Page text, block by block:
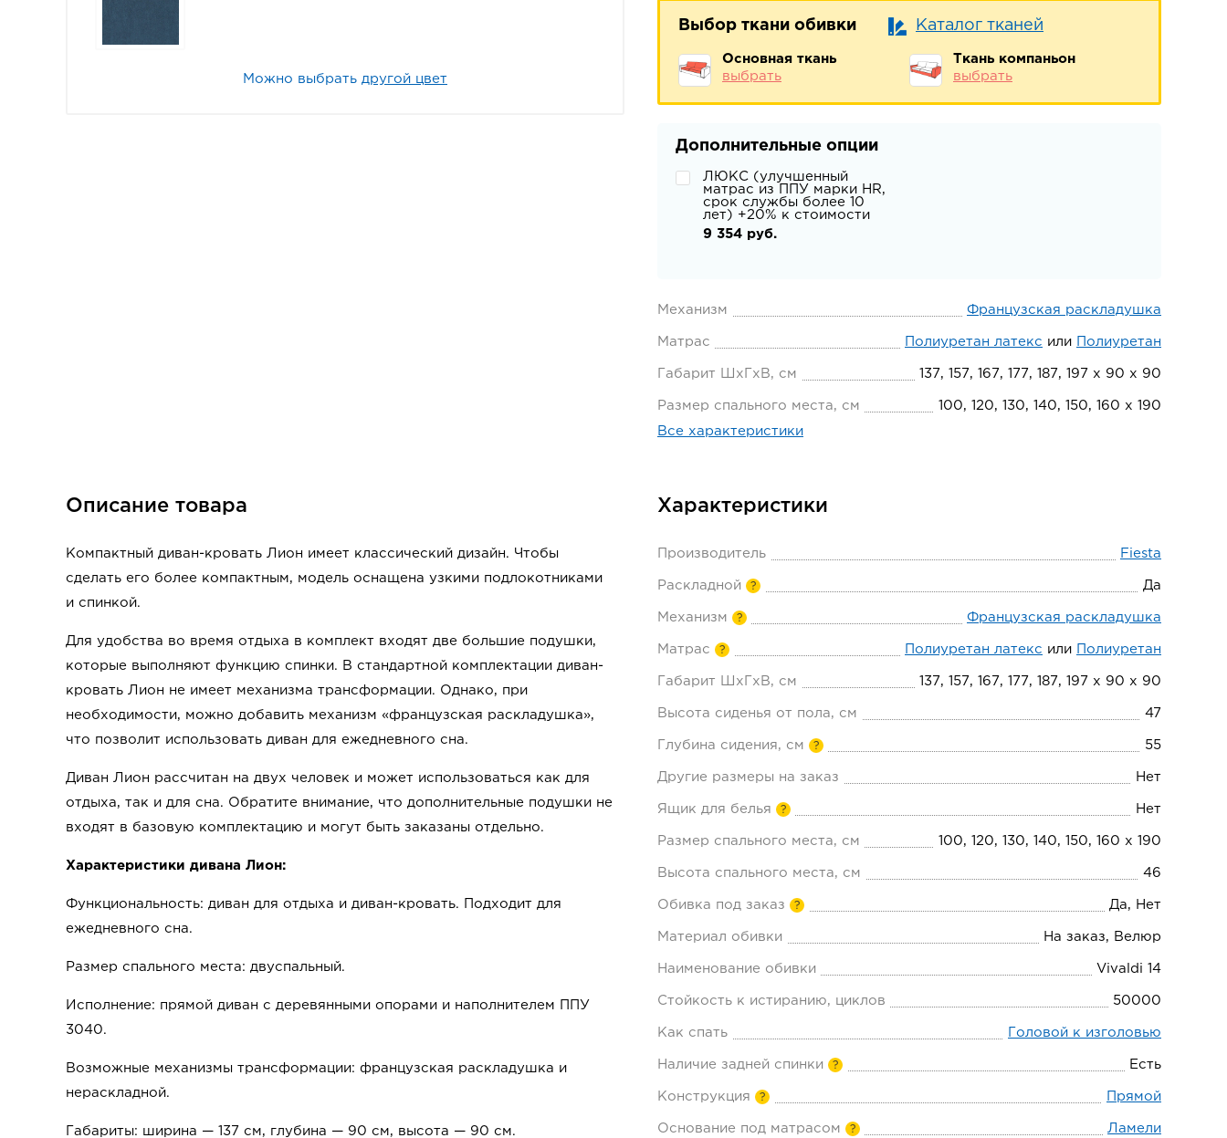
Можно выбрать другой цвет
Выбор ткани обивки Каталог тканей
Основная ткань
выбрать
Ткань компаньон
выбрать
Дополнительные опции
ЛЮКС (улучшенный
матрас из ППУ марки HR,
срок службы более 10
лет) +20% к стоимости
9 354 руб.
Механизм Французская раскладушка
Матрас Полиуретан латекс или Полиуретан
Габарит ШхГхВ, см 137, 157, 167, 177, 187, 197 х 90 х 90
Размер спального места, см 100, 120, 130, 140, 150, 160 х 190
Все характеристики
Описание товара
Компактный диван-кровать Лион имеет классический дизайн. Чтобы
сделать его более компактным, модель оснащена узкими подлокотниками
и спинкой.
Для удобства во время отдыха в комплект входят две большие подушки,
которые выполняют функцию спинки. В стандартной комплектации диван-
кровать Лион не имеет механизма трансформации. Однако, при
необходимости, можно добавить механизм «французская раскладушка»,
что позволит использовать диван для ежедневного сна.
Диван Лион рассчитан на двух человек и может использоваться как для
отдыха, так и для сна. Обратите внимание, что дополнительные подушки не
входят в базовую комплектацию и могут быть заказаны отдельно.
Характеристики дивана Лион:
Функциональность: диван для отдыха и диван-кровать. Подходит для
ежедневного сна.
Размер спального места: двуспальный.
Исполнение: прямой диван с деревянными опорами и наполнителем ППУ
3040.
Возможные механизмы трансформации: французская раскладушка и
нераскладной.
Габариты: ширина — 137 см, глубина — 90 см, высота — 90 см.
Характеристики
Производитель Fiesta
Раскладной ? Да
Механизм ? Французская раскладушка
Матрас ? Полиуретан латекс или Полиуретан
Габарит ШхГхВ, см 137, 157, 167, 177, 187, 197 х 90 х 90
Высота сиденья от пола, см 47
Глубина сидения, см ? 55
Другие размеры на заказ Нет
Ящик для белья ? Нет
Размер спального места, см 100, 120, 130, 140, 150, 160 х 190
Высота спального места, см 46
Обивка под заказ ? Да, Нет
Материал обивки На заказ, Велюр
Наименование обивки Vivaldi 14
Стойкость к истиранию, циклов 50000
Как спать Головой к изголовью
Наличие задней спинки ? Есть
Конструкция ? Прямой
Основание под матрасом ? Ламели